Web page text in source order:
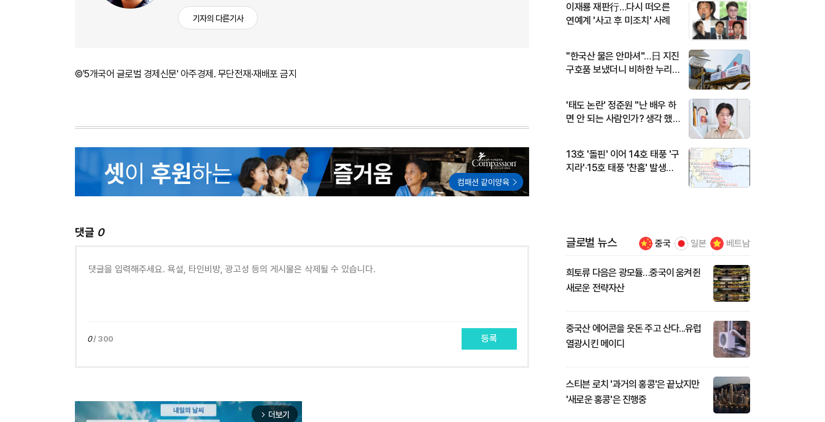
기자의 다른기사
©'5개국어 글로벌 경제신문' 아주경제. 무단전재·재배포 금지
댓글 0
0/ 300 등록
arrow_forward_ios 더보기
이재룡 재판行…다시 떠오른
연예계 '사고 후 미조치' 사례
"한국산 물은 안마셔"…日 지진
구호품 보냈더니 비하한 누리
'태도 논란' 정준원 "난 배우 하
면 안 되는 사람인가? 생각 했
13호 '돌핀' 이어 14호 태풍 '구
지라'·15호 태풍 '찬홈' 발생…
글로벌 뉴스 중국 일본 베트남
희토류 다음은 광모듈…중국이 움켜쥔
새로운 전략자산
중국산 에어콘을 웃돈 주고 산다...유럽
열광시킨 메이디
스티븐 로치 '과거의 홍콩'은 끝났지만
'새로운 홍콩'은 진행중